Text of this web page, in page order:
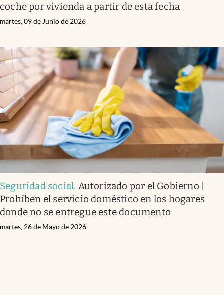
coche por vivienda a partir de esta fecha
martes, 09 de Junio de 2026
Seguridad social. Autorizado por el Gobierno |
Prohíben el servicio doméstico en los hogares
donde no se entregue este documento
martes, 26 de Mayo de 2026